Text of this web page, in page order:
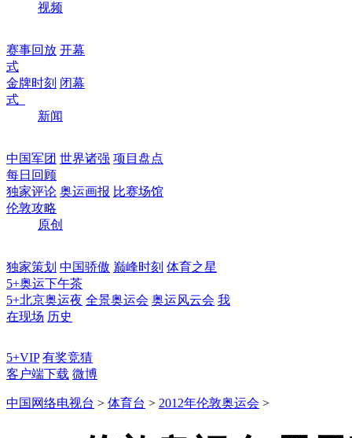
视频
赛事回放 开幕
式
金牌时刻 闭幕
式
新闻
中国军团 世界诸强 项目盘点
每日回顾
独家评论 奥运画报 比赛场馆
伦敦攻略
原创
独家策划 中国骄傲 巅峰时刻 体育之星
5+奥运下午茶
5+北京奥运夜 全景奥运会 奥运风云会 我
在现场 历史
5+VIP 有奖竞猜
客户端下载 微博
中国网络电视台 > 体育台 > 2012年伦敦奥运会 >